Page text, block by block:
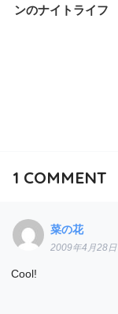
ンのナイトライフ
1 COMMENT
菜の花
2009年4月28日
Cool!